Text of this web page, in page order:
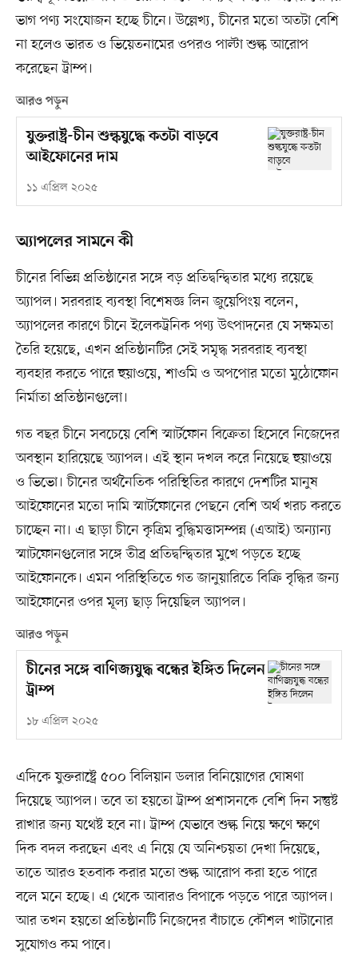
ভাগ পণ্য সংযোজন হচ্ছে চীনে। উল্লেখ্য, চীনের মতো অতটা বেশি
না হলেও ভারত ও ভিয়েতনামের ওপরও পাল্টা শুল্ক আরোপ
করেছেন ট্রাম্প।
আরও পড়ুন
যুক্তরাষ্ট্র-চীন শুল্কযুদ্ধে কতটা বাড়বে
আইফোনের দাম
১১ এপ্রিল ২০২৫
অ্যাপলের সামনে কী
চীনের বিভিন্ন প্রতিষ্ঠানের সঙ্গে বড় প্রতিদ্বন্দ্বিতার মধ্যে রয়েছে
অ্যাপল। সরবরাহ ব্যবস্থা বিশেষজ্ঞ লিন জুয়েপিংয় বলেন,
অ্যাপলের কারণে চীনে ইলেকট্রনিক পণ্য উৎপাদনের যে সক্ষমতা
তৈরি হয়েছে, এখন প্রতিষ্ঠানটির সেই সমৃদ্ধ সরবরাহ ব্যবস্থা
ব্যবহার করতে পারে হুয়াওয়ে, শাওমি ও অপপোর মতো মুঠোফোন
নির্মাতা প্রতিষ্ঠানগুলো।
গত বছর চীনে সবচেয়ে বেশি স্মার্টফোন বিক্রেতা হিসেবে নিজেদের
অবস্থান হারিয়েছে অ্যাপল। এই স্থান দখল করে নিয়েছে হুয়াওয়ে
ও ভিভো। চীনের অর্থনৈতিক পরিস্থিতির কারণে দেশটির মানুষ
আইফোনের মতো দামি স্মার্টফোনের পেছনে বেশি অর্থ খরচ করতে
চাচ্ছেন না। এ ছাড়া চীনে কৃত্রিম বুদ্ধিমত্তাসম্পন্ন (এআই) অন্যান্য
স্মাটফোনগুলোর সঙ্গে তীব্র প্রতিদ্বন্দ্বিতার মুখে পড়তে হচ্ছে
আইফোনকে। এমন পরিস্থিতিতে গত জানুয়ারিতে বিক্রি বৃদ্ধির জন্য
আইফোনের ওপর মূল্য ছাড় দিয়েছিল অ্যাপল।
আরও পড়ুন
চীনের সঙ্গে বাণিজ্যযুদ্ধ বন্ধের ইঙ্গিত দিলেন
ট্রাম্প
১৮ এপ্রিল ২০২৫
এদিকে যুক্তরাষ্ট্রে ৫০০ বিলিয়ান ডলার বিনিয়োগের ঘোষণা
দিয়েছে অ্যাপল। তবে তা হয়তো ট্রাম্প প্রশাসনকে বেশি দিন সন্তুষ্ট
রাখার জন্য যথেষ্ট হবে না। ট্রাম্প যেভাবে শুল্ক নিয়ে ক্ষণে ক্ষণে
দিক বদল করছেন এবং এ নিয়ে যে অনিশ্চয়তা দেখা দিয়েছে,
তাতে আরও হতবাক করার মতো শুল্ক আরোপ করা হতে পারে
বলে মনে হচ্ছে। এ থেকে আবারও বিপাকে পড়তে পারে অ্যাপল।
আর তখন হয়তো প্রতিষ্ঠানটি নিজেদের বাঁচাতে কৌশল খাটানোর
সুযোগও কম পাবে।